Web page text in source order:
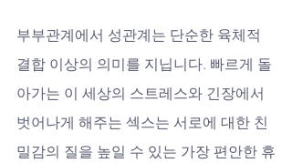
부부관계에서 성관계는 단순한 육체적
결합 이상의 의미를 지닙니다. 빠르게 돌
아가는 이 세상의 스트레스와 긴장에서
벗어나게 해주는 섹스는 서로에 대한 친
밀감의 질을 높일 수 있는 가장 편안한 휴